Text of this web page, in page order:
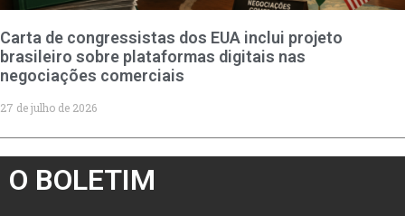
Carta de congressistas dos EUA inclui projeto
brasileiro sobre plataformas digitais nas
negociações comerciais
27 de julho de 2026
O BOLETIM